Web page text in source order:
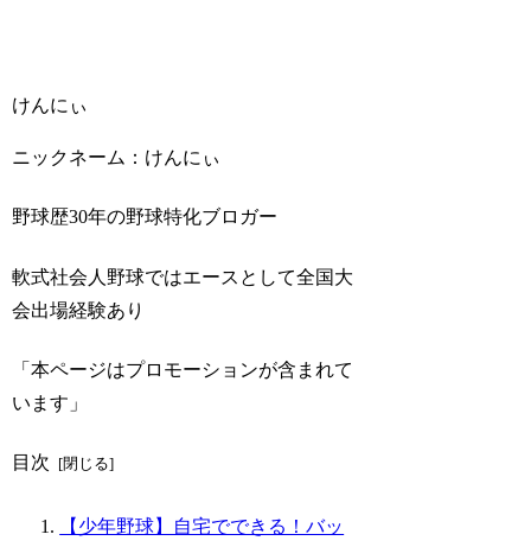
けんにぃ
ニックネーム：けんにぃ
野球歴30年の野球特化ブロガー
軟式社会人野球ではエースとして全国大
会出場経験あり
「本ページはプロモーションが含まれて
います」
目次
【少年野球】自宅でできる！バッ